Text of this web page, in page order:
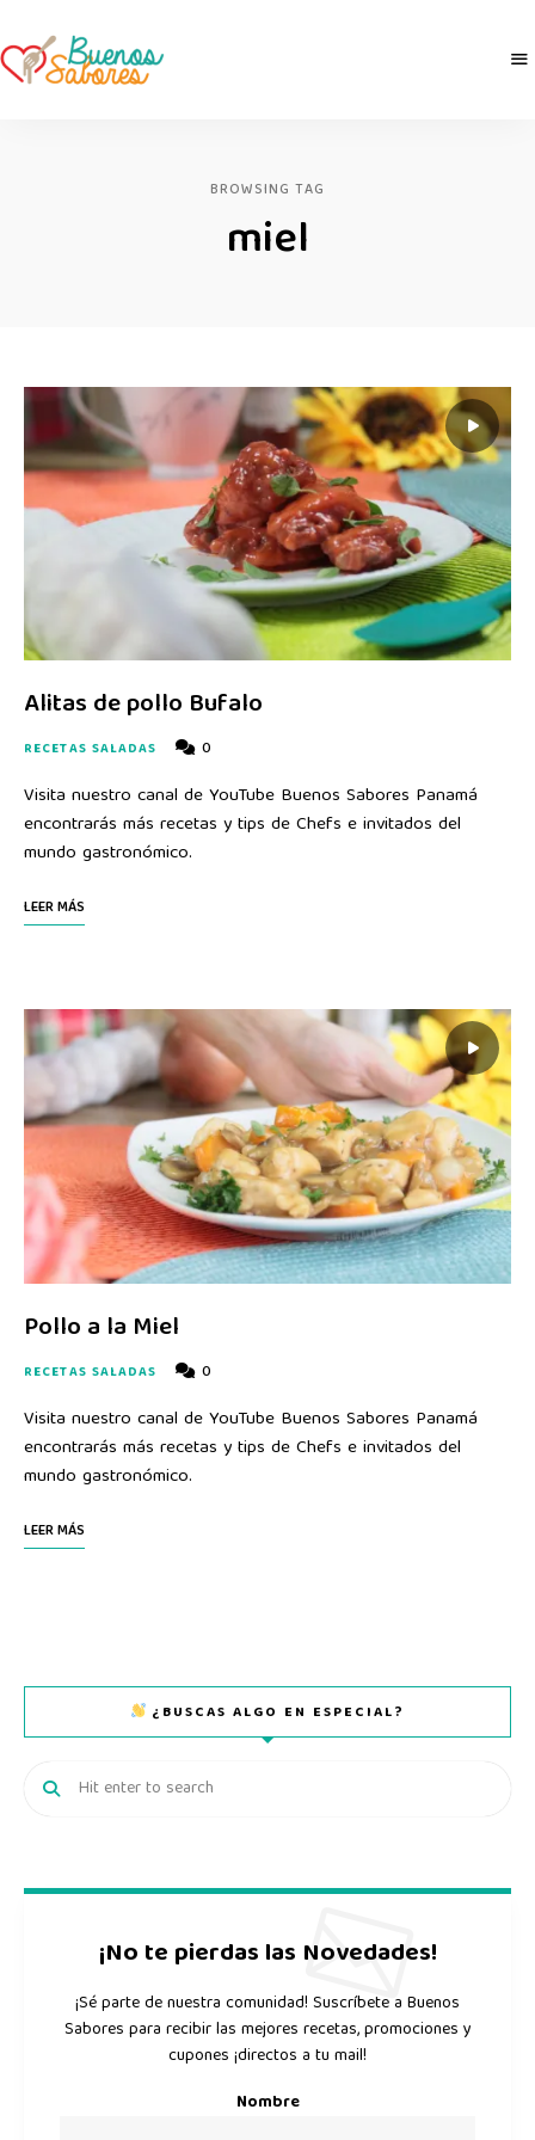
BROWSING TAG
miel
Alitas de pollo Bufalo
RECETAS SALADAS 0
Visita nuestro canal de YouTube Buenos Sabores Panamá
encontrarás más recetas y tips de Chefs e invitados del
mundo gastronómico.
LEER MÁS
Pollo a la Miel
RECETAS SALADAS 0
Visita nuestro canal de YouTube Buenos Sabores Panamá
encontrarás más recetas y tips de Chefs e invitados del
mundo gastronómico.
LEER MÁS
¿BUSCAS ALGO EN ESPECIAL?
¡No te pierdas las Novedades!
¡Sé parte de nuestra comunidad! Suscríbete a Buenos
Sabores para recibir las mejores recetas, promociones y
cupones ¡directos a tu mail!
Nombre